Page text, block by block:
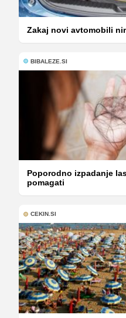
Zakaj novi avtomobili
BIBALEZE.SI
Poporodno izpadanje
pomagati
CEKIN.SI